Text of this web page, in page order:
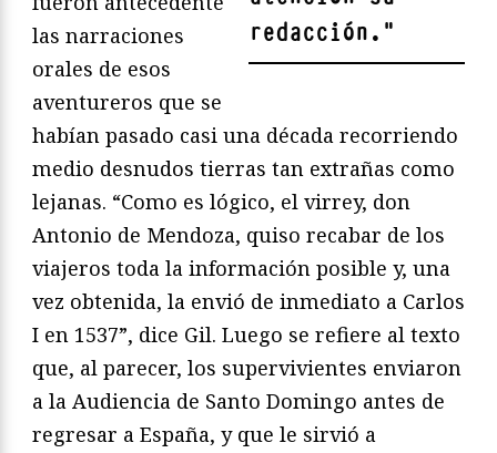
redacción. "
las narraciones
orales de esos
aventureros que se
habían pasado casi una década recorriendo
medio desnudos tierras tan extrañas como
lejanas. “Como es lógico, el virrey, don
Antonio de Mendoza, quiso recabar de los
viajeros toda la información posible y, una
vez obtenida, la envió de inmediato a Carlos
I en 1537”, dice Gil. Luego se refiere al texto
que, al parecer, los supervivientes enviaron
a la Audiencia de Santo Domingo antes de
regresar a España, y que le sirvió a